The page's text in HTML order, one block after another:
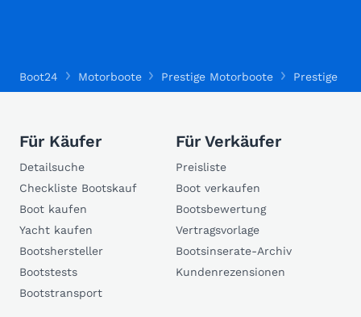
Boot24 Motorboote Prestige Motorboote Prestige
Für Käufer
Detailsuche
Checkliste Bootskauf
Boot kaufen
Yacht kaufen
Bootshersteller
Bootstests
Bootstransport
Für Verkäufer
Preisliste
Boot verkaufen
Bootsbewertung
Vertragsvorlage
Bootsinserate-Archiv
Kundenrezensionen